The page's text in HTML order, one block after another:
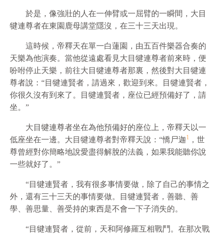
於是，像強壯的人在一伸臂或一屈臂的一瞬間，大目
犍連尊者在東園鹿母講堂隱沒，在三十三天出現。
這時候，帝釋天在單一白蓮園，由五百件樂器合奏的
天樂為他演奏。當他從遠處看見大目犍連尊者前來時，便
吩咐停止天樂，前往大目犍連尊者那裏，然後對大目犍連
尊者說：“目犍連賢者，請過來，歡迎到來。目犍連賢者，
你很久沒有到來了。目犍連賢者，座位已經預備好了，請
坐。”
大目犍連尊者坐在為他預備好的座位上，帝釋天以一
低座坐在一邊。大目犍連尊者對帝釋天說：“憍尸迦1 ，世
尊曾經對你簡略地說愛盡得解脫的法義，如果我能聽你說
一些就好了。”
“目犍連賢者，我有很多事情要做，除了自己的事情之
外，還有三十三天的事情要做。目犍連賢者，善聽、善
學、善思量、善受持的東西是不會一下子消失的。
“目犍連賢者，從前，天和阿修羅互相戰鬥。在那次戰